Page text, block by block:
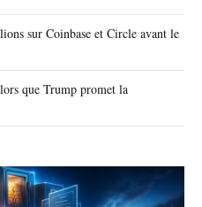
sur Coinbase et Circle avant le
que Trump promet la